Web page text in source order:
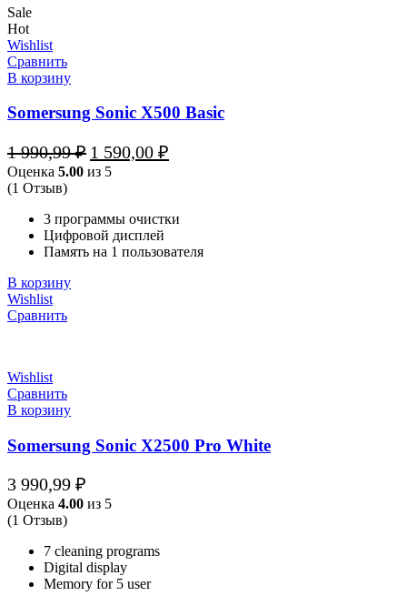
Sale
Hot
Wishlist
Сравнить
В корзину
Somersung Sonic X500 Basic
1 990,99₽ Первоначальная
цена
составляла
990,99 ₽.
1 590,00 ₽
цена:
Оценка 5.00 из 5
(1 Отзыв)
3 программы очистки
Цифровой дисплей
Память на 1 пользователя
В корзину
Wishlist
Сравнить
Wishlist
Сравнить
В корзину
Somersung Sonic X2500 Pro White
3 990,99 ₽
Оценка 4.00 из 5
(1 Отзыв)
7 cleaning programs
Digital display
Memory for 5 user